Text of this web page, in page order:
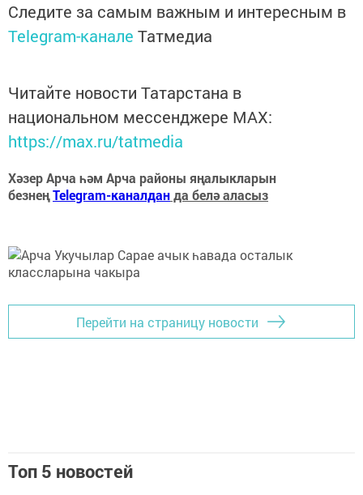
Следите за самым важным и интересным в
Telegram-канале Татмедиа
Читайте новости Татарстана в
национальном мессенджере MАХ:
https://max.ru/tatmedia
Хәзер Арча һәм Арча районы яңалыкларын
безнеңTelegram-каналданда белә аласыз
Перейти на страницу новости
Топ 5 новостей